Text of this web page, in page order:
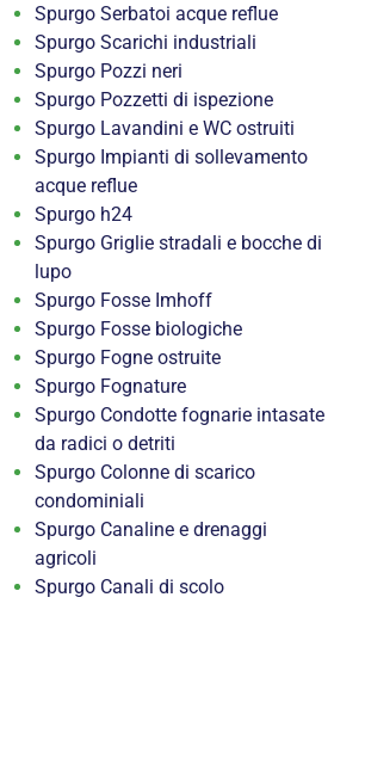
Spurgo Serbatoi acque reflue
Spurgo Scarichi industriali
Spurgo Pozzi neri
Spurgo Pozzetti di ispezione
Spurgo Lavandini e WC ostruiti
Spurgo Impianti di sollevamento
acque reflue
Spurgo h24
Spurgo Griglie stradali e bocche di
lupo
Spurgo Fosse Imhoff
Spurgo Fosse biologiche
Spurgo Fogne ostruite
Spurgo Fognature
Spurgo Condotte fognarie intasate
da radici o detriti
Spurgo Colonne di scarico
condominiali
Spurgo Canaline e drenaggi
agricoli
Spurgo Canali di scolo